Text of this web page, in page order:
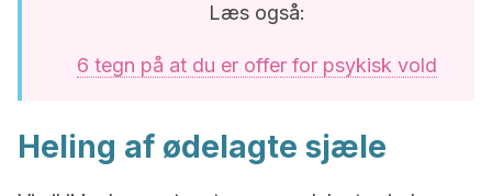
Læs også:
6 tegn på at du er offer for psykisk vold
Heling af ødelagte sjæle